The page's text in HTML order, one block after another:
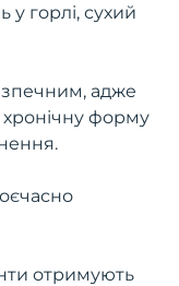
у горлі, сухий
адже
хронічну форму
отримують